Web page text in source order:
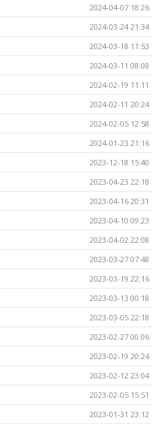
2024-04-07 18:26
2024-03-24 21:34
2024-03-18 11:53
2024-03-11 08:08
2024-02-19 11:11
2024-02-11 20:24
2024-02-05 12:58
2024-01-23 21:16
2023-12-18 15:40
2023-04-23 22:18
2023-04-16 20:31
2023-04-10 09:23
2023-04-02 22:08
2023-03-27 07:48
2023-03-19 22:16
2023-03-13 00:18
2023-03-05 22:18
2023-02-27 00:06
2023-02-19 20:24
2023-02-12 23:04
2023-02-05 15:51
2023-01-31 23:12